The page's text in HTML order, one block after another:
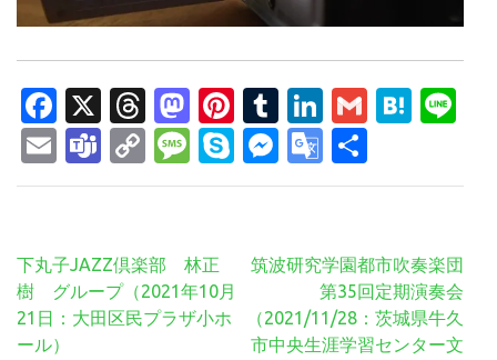
Facebook
X Threads
Mastodon
Pinterest
Tumblr
LinkedIn
Gmail
EmailTeams
Copy
Link
Message
SkypeMessenger
Google
Translate
有
投
稿
ナ
ビ
下丸子JAZZ倶楽部 林正
樹 グループ（2021年10月
21日：大田区民プラザ小ホ
ール）
筑波研究学園都市吹奏楽団
第35回定期演奏会
（2021/11/28：茨城県牛久
市中央生涯学習センター文